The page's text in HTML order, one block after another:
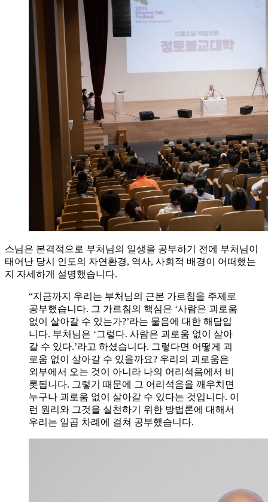
스님은 본격적으로 부처님의 일생을 공부하기 전에 부처님이
태어난 당시 인도의 자연환경, 역사, 사회적 배경이 어떠했는
지 자세하게 설명했습니다.
“지금까지 우리는 부처님의 근본 가르침을 주제로
공부했습니다. 그 가르침의 핵심은 ‘사람은 괴로움
없이 살아갈 수 있는가?’라는 물음에 대한 해답입
니다. 부처님은 ‘그렇다. 사람은 괴로움 없이 살아
갈 수 있다.’라고 하셨습니다. 그렇다면 어떻게 괴
로움 없이 살아갈 수 있을까요? 우리의 괴로움은
외부에서 오는 것이 아니라 나의 어리석음에서 비
롯됩니다. 그렇기 때문에 그 어리석음을 깨우치면
누구나 괴로움 없이 살아갈 수 있다는 것입니다. 이
런 원리와 그것을 실천하기 위한 방법론에 대해서
우리는 일곱 차례에 걸쳐 공부했습니다.